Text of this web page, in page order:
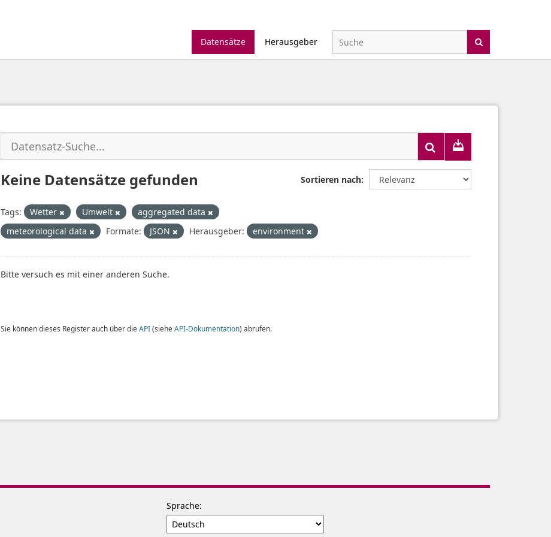
Datensätze
Herausgeber
Sortieren nach
Keine Datensätze gefunden
Tags: Wetter Umwelt
aggregated data
meteorological data
Formate: JSON Herausgeber: environment
Bitte versuch es mit einer anderen Suche.
Sie können dieses Register auch über die API(siehe API-Dokumentation) abrufen.
Sprache